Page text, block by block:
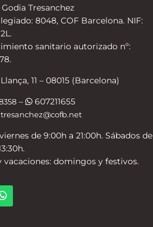
Godia Tresanchez
8048, COF Barcelona. NIF:
sanitario autorizado nº:
11 – 08015 (Barcelona)
– 607211655
de 9:00h a 21:00h. Sábados de
vacaciones: domingos y festivos.